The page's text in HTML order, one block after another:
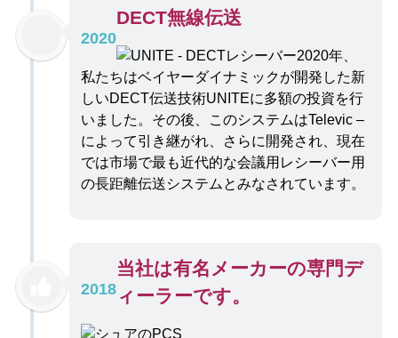
2020
DECT無線伝送
2020年、
私たちはベイヤーダイナミックが開発した新
しいDECT伝送技術UNITEに多額の投資を行
いました。その後、このシステムはTelevic –
によって引き継がれ、さらに開発され、現在
では市場で最も近代的な会議用レシーバー用
の長距離伝送システムとみなされています。
2018
当社は有名メーカーの専門デ
ィーラーです。